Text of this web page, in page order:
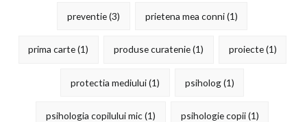
preventie(3) prietena mea conni(1)
prima carte(1) produse curatenie(1) proiecte(1)
protectia mediului(1) psiholog(1)
psihologia copilului mic(1) psihologie copii(1)